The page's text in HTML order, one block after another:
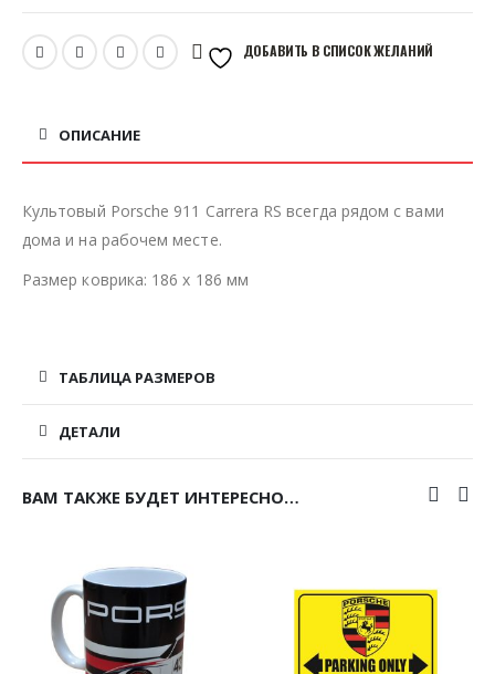
ДОБАВИТЬ В СПИСОК ЖЕЛАНИЙ
ОПИСАНИЕ
Культовый Porsche 911 Carrera RS всегда рядом с вами
дома и на рабочем месте.
Размер коврика: 186 х 186 мм
ТАБЛИЦА РАЗМЕРОВ
ДЕТАЛИ
ВАМ ТАКЖЕ БУДЕТ ИНТЕРЕСНО…